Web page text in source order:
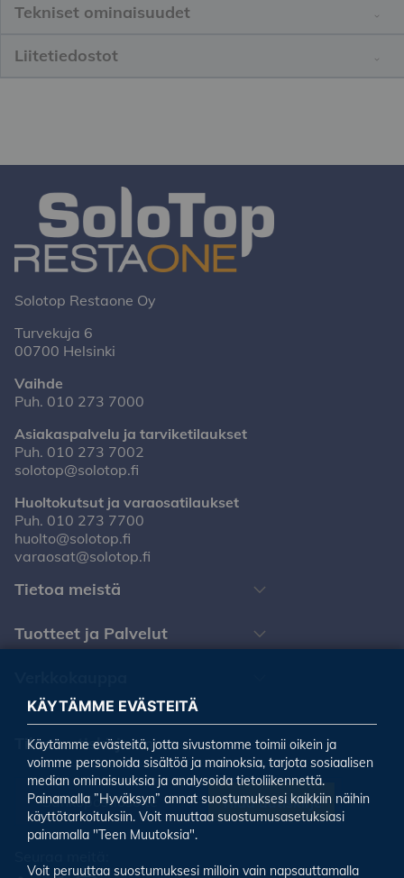
Tekniset ominaisuudet
Liitetiedostot
Solotop Restaone Oy
Turvekuja 6
00700 Helsinki
Vaihde
Puh. 010 273 7000
Asiakaspalvelu ja tarviketilaukset
Puh. 010 273 7002
solotop@solotop.fi
Huoltokutsut ja varaosatilaukset
Puh. 010 273 7700
huolto@solotop.fi
varaosat@solotop.fi
Tietoa meistä
Tuotteet ja Palvelut
Tilaa uutiskirjeemme
Tilaa uutiskirje
KÄYTÄMME EVÄSTEITÄ
Käytämme evästeitä, jotta sivustomme toimii oikein ja
voimme personoida sisältöä ja mainoksia, tarjota sosiaalisen
median ominaisuuksia ja analysoida tietoliikennettä.
Painamalla ”Hyväksyn” annat suostumuksesi kaikkiin näihin
käyttötarkoituksiin. Voit muuttaa suostumusasetuksiasi
painamalla "Teen Muutoksia".
Voit peruuttaa suostumuksesi milloin vain napsauttamalla